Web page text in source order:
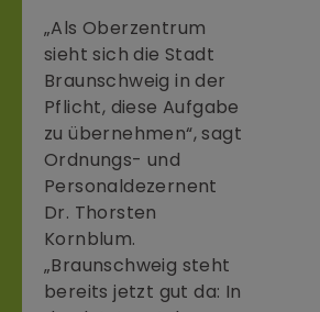
„Als Oberzentrum
sieht sich die Stadt
Braunschweig in der
Pflicht, diese Aufgabe
zu übernehmen“, sagt
Ordnungs- und
Personaldezernent
Dr. Thorsten
Kornblum.
„Braunschweig steht
bereits jetzt gut da: In